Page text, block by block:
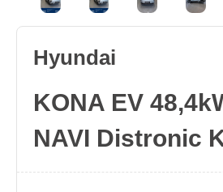
Hyundai
KONA EV
NAVI Distronic